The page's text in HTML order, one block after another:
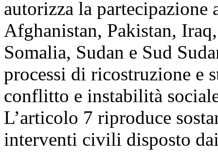
autorizza la
Afghanistan, Pakistan,
Somalia, Sudan e Sud
processi di ricostruzione e
conflitto e instabilità
L’articolo 7 riproduce
interventi civili disposto